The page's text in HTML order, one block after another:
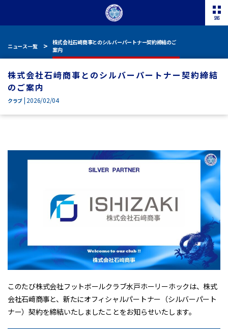
ニュース一覧
株式会社石﨑商事とのシルバーパートナー契約締結のご
案内
株式会社石﨑商事とのシルバーパートナー契約締結
のご案内
クラブ | 2026/02/04
このたび株式会社フットボールクラブ水戸ホーリーホックは、株式
会社石﨑商事と、新たにオフィシャルパートナー（シルバーパート
ナー）契約を締結いたしましたことをお知らせいたします。